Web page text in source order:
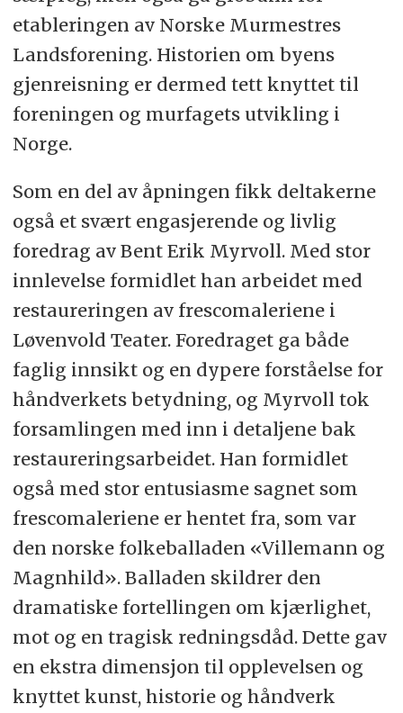
etableringen av Norske Murmestres
Landsforening. Historien om byens
gjenreisning er dermed tett knyttet til
foreningen og murfagets utvikling i
Norge.
Som en del av åpningen fikk deltakerne
også et svært engasjerende og livlig
foredrag av Bent Erik Myrvoll. Med stor
innlevelse formidlet han arbeidet med
restaureringen av frescomaleriene i
Løvenvold Teater. Foredraget ga både
faglig innsikt og en dypere forståelse for
håndverkets betydning, og Myrvoll tok
forsamlingen med inn i detaljene bak
restaureringsarbeidet. Han formidlet
også med stor entusiasme sagnet som
frescomaleriene er hentet fra, som var
den norske folkeballaden «Villemann og
Magnhild». Balladen skildrer den
dramatiske fortellingen om kjærlighet,
mot og en tragisk redningsdåd. Dette gav
en ekstra dimensjon til opplevelsen og
knyttet kunst, historie og håndverk